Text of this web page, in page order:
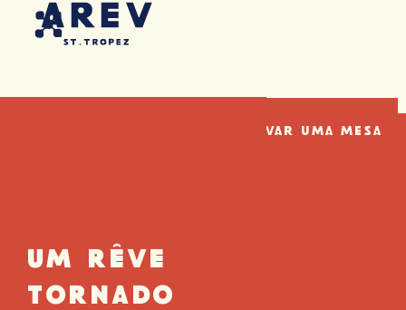
EN
FR
Reservar Uma Mesa
UM RÊVE
TORNADO